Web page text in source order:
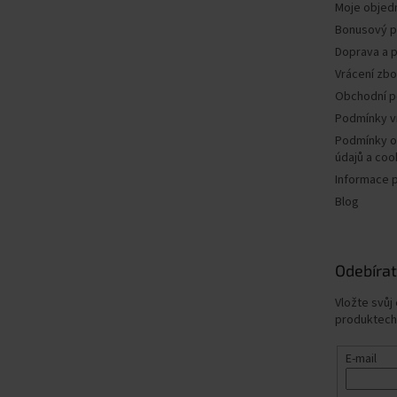
Moje
Bonusový
Doprava a
Vrácení
Obchodní
Podmínky
Podmínky
údajů a
Informace
Blog
Vložte svůj
E-mail